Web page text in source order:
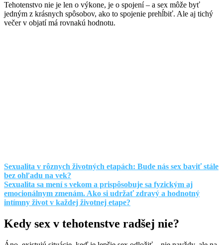
Tehotenstvo nie je len o výkone, je o spojení – a sex môže byť
jedným z krásnych spôsobov, ako to spojenie prehĺbiť. Ale aj tichý
večer v objatí má rovnakú hodnotu.
Sexualita v rôznych životných etapách: Bude nás sex baviť stále
bez ohľadu na vek?
Sexualita sa mení s vekom a prispôsobuje sa fyzickým aj
emocionálnym zmenám. Ako si udržať zdravý a hodnotný
intímny život v každej životnej etape?
Kedy sex v tehotenstve radšej nie?